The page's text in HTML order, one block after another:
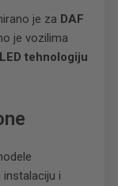
je za DAF
je vozilima
LED tehnologiju
i